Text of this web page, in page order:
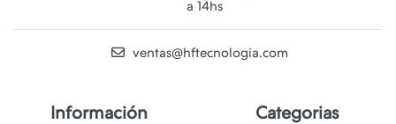
a 14hs
ventas@hftecnologia.com
Información Categorias